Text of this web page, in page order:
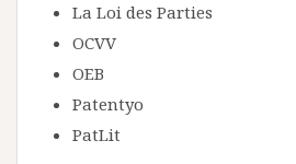
La Loi des Parties
OCVV
OEB
Patentyo
PatLit